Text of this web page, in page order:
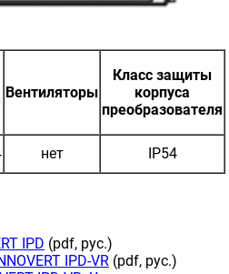
Вентиляторы
Класс защиты
корпуса
преобразователя
нет IP54
IPD (pdf, рус.)
IPD-VR (pdf, рус.)